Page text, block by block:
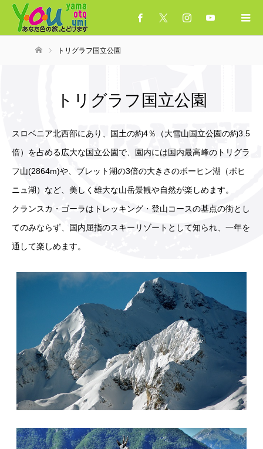
トリグラフ国立公園
トリグラフ国立公園
スロベニア北西部にあり、国土の約4％（大雪山国立公園の約3.5
倍）を占める広大な国立公園で、園内には国内最高峰のトリグラ
フ山(2864m)や、ブレット湖の3倍の大きさのボーヒン湖（ボヒ
ニュ湖）など、美しく雄大な山岳景観や自然が楽しめます。
クランスカ・ゴーラはトレッキング・登山コースの基点の街とし
てのみならず、国内屈指のスキーリゾートとして知られ、一年を
通して楽しめます。